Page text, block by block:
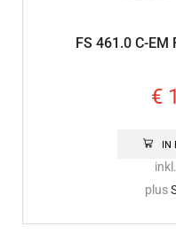
FS 461.0 C-
€
IN
plus